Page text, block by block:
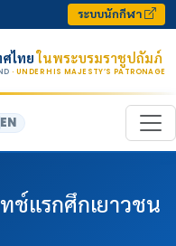
ระบบนักกีฬา
ศไทยในพระบรมราชูปถัมภ์
· UNDER HIS MAJESTY’S PATRONAGE
EN
ช์แรกศึกเยาวชน